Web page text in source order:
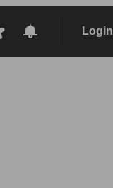
Login